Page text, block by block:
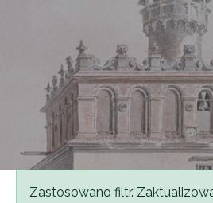
Komunikat
Zastosowano filtr.